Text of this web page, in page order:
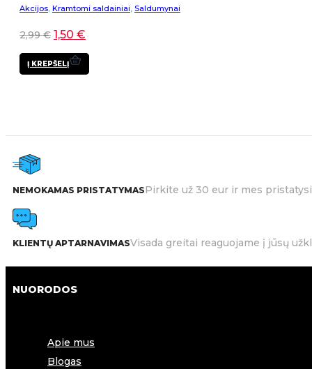
Akcijos Kramtomi saldainiai Saldumynai
2,99€ 1,50 €
Į KREPŠELĮ
NEMOKAMAS PRISTATYMASPirkite už 30 eur ir mes
KLIENTŲ APTARNAVIMASVisada greitai reaguojame į jūsų
NUORODOS
Apie mus
Blogas